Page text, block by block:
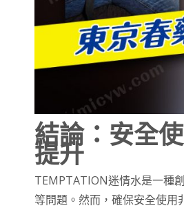
結論：安全
提升
TEMPTATION迷情水是一種
等問題。然而，確保安全使